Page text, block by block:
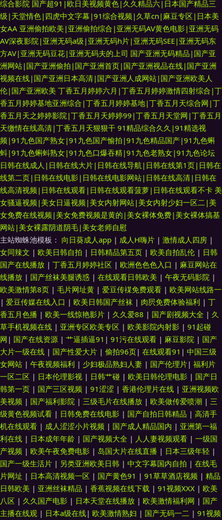
综合影院 国产超91|欧日美视频黄色|久久精品六|日本国产精品三
级|天堂情色|四虎中文字幕|91综合视频|久草cn|麻豆专区|日本美
女AA 亚洲偷拍欧美|亚洲偷拍综合|亚洲无码AV黄色电影|亚洲无码
AV深夜影院|亚洲无码a级|亚洲无码h片|亚洲无码SEE|亚洲无码东
方AV|亚洲无码豆花|亚洲无码夫的上司 国产亚洲无码精品|国产亚
洲网站|国产亚洲偷拍|国产亚洲首页|国产亚洲视品在线|国产亚洲
视频在线|国产亚洲日本高清|国产亚洲人成网站|国产亚洲欧美人
伦|国产亚洲欧美 丁香五月婷婷六月|丁香五月婷婷激情四射综合|丁
香五月婷婷基地亚洲综合|丁香五月婷婷基地|丁香五月天综合网|丁
香五月天之婷婷影院|丁香五月天婷婷99|丁香五月天堂网|丁香五月
天缴情在线高清|丁香五月天狠狠干 91精品综合久久|91精选视
频|91九色国产熟女|91九色国产愉拍|91九色精品国产|91九色蝌
蚪|91九色蝌蚪熟女|91九色口爆吞精|91九色老熟女|91九色论坛
日韩在线成人|日韩在线大片|日韩在线导航|日韩在线第1页|日韩在
线第二页|日韩在线电影|日韩在线电影网站|日韩在线高清|日韩在
线高清视频|日韩在线观看|日韩在线观看菠萝|日韩在线观看不卡 美
女骚逼视频|美女日逼视频|美女内射网站|美女内射少妇一区二|美
女免费在线视频|美女免费视频是黄的|美女裸体免费|美女裸体搞基
网站|美女裸露阴道阴毛|美女老师自慰
主站蜘蛛池模板： 向日葵成人app | 成人H嗨片 | 激情成人四房 |
女同辣文 | 欧美日韩自拍 | 日韩精品第五页 | 欧美自拍乱伦 | 日韩
国产在线播放 | 丁香五月婷婷社区 | 欧洲色色色入口 | 麻豆网站在
线播放 | 国产丝袜美腿诱惑 | 在线观看日韩欧美 | 午夜无码影院 |
欧美激情第8页 | 毛片网址黄 | 爱豆传禖免费观看 | 欧美网站线路一
| 爱豆传媒在线入口 | 欧美日韩国产丝袜 | 肉屄免费体验福利 | 丁
香五月色播 | 欧美一线惊艳影片 | 久久爱88 | 国产剧视频大全 | 久
草手机视频在线 | 亚洲专区欧美专区 | 欧美影院内射影 | 91起碰
网 | 国产在线资源 | 艹逼插逼91 | 91污在线观看 | 麻豆影院 | 国产
大片一级在线 | 国产性爱大片 | 偷拍96页| 在线观看91 | 中国三级
女网站 | 午夜视频福利 | 少妇极品熟妇人妻 | 国产伦理片| 福利片
一区二区 | 日本伦理影视 | 日韩艹碰 | 欧美日韩伦理电影 | 国产日
韩第一页 | 国产三区视频 | 91涩涩 | 香港伦理片在线 | 亚洲视频欧
美视频 | 国产福利影院 | 三级毛片在线播放 | 欧美做传爱喷潮 | 三
级黄色视频试看 | 日韩免费在线电影 | 国产自拍日韩精品 | 高清手
机在线观看 | 成人涩涩小片视频 | 国产成人精品国内 | 亚洲第一福
利在线 | 日本成年年龄 | 国产视频大全 | 人人妻视频观看 | 一级国
产视频 | 欧美午夜免费电影 | 岛国大片在线直播 | 日本三级年轻 |
国产一级生活片 | 另类亚洲欧美日韩 | 中文字幕国内自拍 | 在线毛
片网址 | 日本高清视频一区 | 国产黄色91 | 91草草酒店视频 | 精品
日韩欧美 | 亚洲丝袜精品 | 香蕉视频在线下载 | 91视频XXX | 欧美
八区 | 久久国产电影 | 日本天堂在线播放 | 欧美激情福利网 | 国产
主播在线观 | 日本a级在线| 欧美激情熟妇 | 国产无码一二 | 91视频